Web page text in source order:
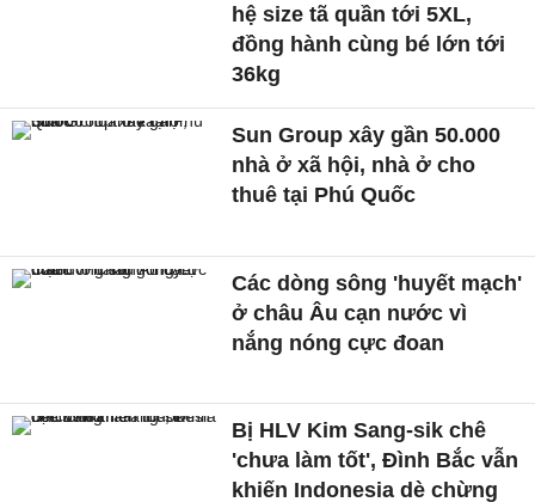
hệ size tã quần tới 5XL,
đồng hành cùng bé lớn tới
36kg
Sun Group xây gần 50.000
nhà ở xã hội, nhà ở cho
thuê tại Phú Quốc
Các dòng sông 'huyết mạch'
ở châu Âu cạn nước vì
nắng nóng cực đoan
Bị HLV Kim Sang-sik chê
'chưa làm tốt', Đình Bắc vẫn
khiến Indonesia dè chừng